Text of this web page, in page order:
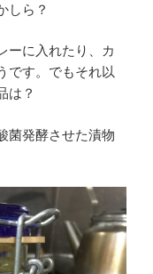
しら？
ーに入れたり、カ
です。でもそれ以
は？
菌発酵させた漬物